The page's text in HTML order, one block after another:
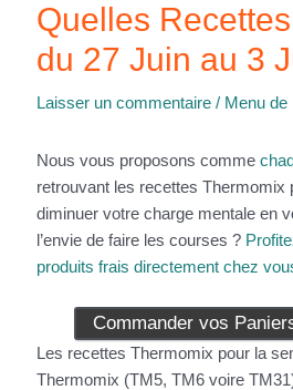
Quelles
du 27 Juin au 3
Laisser un commentaire / Menu de
Nous vous proposons comme
retrouvant les recettes Thermomix
diminuer votre charge mentale en
l’envie de faire les courses ?
produits frais directement chez
Commander vos
Les recettes Thermomix pour la
Thermomix (TM5, TM6 voire